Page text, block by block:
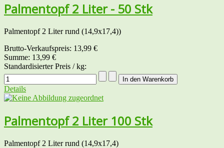
Palmentopf 2 Liter - 50 Stk
Palmentopf 2 Liter rund (14,9x17,4))
Brutto-Verkaufspreis: 13,99 €
Summe: 13,99 €
Standardisierter Preis / kg:
Details
Palmentopf 2 Liter 100 Stk
Palmentopf 2 Liter rund (14,9x17,4)